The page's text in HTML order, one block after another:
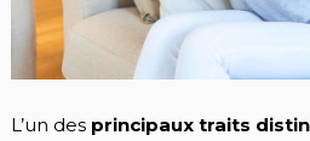
L’un des principaux traits